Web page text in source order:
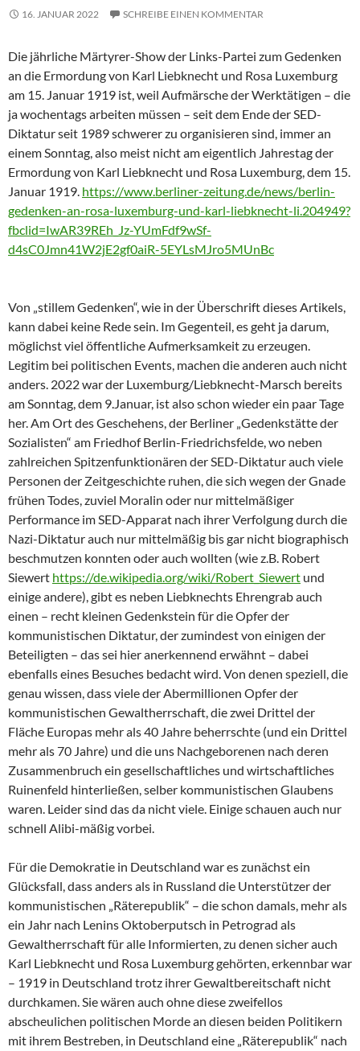
16. JANUAR 2022 SCHREIBE EINEN KOMMENTAR
Die jährliche Märtyrer-Show der Links-Partei zum Gedenken
an die Ermordung von Karl Liebknecht und Rosa Luxemburg
am 15. Januar 1919 ist, weil Aufmärsche der Werktätigen – die
ja wochentags arbeiten müssen – seit dem Ende der SED-
Diktatur seit 1989 schwerer zu organisieren sind, immer an
einem Sonntag, also meist nicht am eigentlich Jahrestag der
Ermordung von Karl Liebknecht und Rosa Luxemburg, dem 15.
Januar 1919. https://www.berliner-zeitung.de/news/berlin-
gedenken-an-rosa-luxemburg-und-karl-liebknecht-li.204949?
fbclid=IwAR39REh_Jz-YUmFdf9wSf-
d4sC0Jmn41W2jE2gf0aiR-5EYLsMJro5MUnBc
Von „stillem Gedenken“, wie in der Überschrift dieses Artikels,
kann dabei keine Rede sein. Im Gegenteil, es geht ja darum,
möglichst viel öffentliche Aufmerksamkeit zu erzeugen.
Legitim bei politischen Events, machen die anderen auch nicht
anders. 2022 war der Luxemburg/Liebknecht-Marsch bereits
am Sonntag, dem 9.Januar, ist also schon wieder ein paar Tage
her. Am Ort des Geschehens, der Berliner „Gedenkstätte der
Sozialisten“ am Friedhof Berlin-Friedrichsfelde, wo neben
zahlreichen Spitzenfunktionären der SED-Diktatur auch viele
Personen der Zeitgeschichte ruhen, die sich wegen der Gnade
frühen Todes, zuviel Moralin oder nur mittelmäßiger
Performance im SED-Apparat nach ihrer Verfolgung durch die
Nazi-Diktatur auch nur mittelmäßig bis gar nicht biographisch
beschmutzen konnten oder auch wollten (wie z.B. Robert
Siewert https://de.wikipedia.org/wiki/Robert_Siewert und
einige andere), gibt es neben Liebknechts Ehrengrab auch
einen – recht kleinen Gedenkstein für die Opfer der
kommunistischen Diktatur, der zumindest von einigen der
Beteiligten – das sei hier anerkennend erwähnt – dabei
ebenfalls eines Besuches bedacht wird. Von denen speziell, die
genau wissen, dass viele der Abermillionen Opfer der
kommunistischen Gewaltherrschaft, die zwei Drittel der
Fläche Europas mehr als 40 Jahre beherrschte (und ein Drittel
mehr als 70 Jahre) und die uns Nachgeborenen nach deren
Zusammenbruch ein gesellschaftliches und wirtschaftliches
Ruinenfeld hinterließen, selber kommunistischen Glaubens
waren. Leider sind das da nicht viele. Einige schauen auch nur
schnell Alibi-mäßig vorbei.
Für die Demokratie in Deutschland war es zunächst ein
Glücksfall, dass anders als in Russland die Unterstützer der
kommunistischen „Räterepublik“ – die schon damals, mehr als
ein Jahr nach Lenins Oktoberputsch in Petrograd als
Gewaltherrschaft für alle Informierten, zu denen sicher auch
Karl Liebknecht und Rosa Luxemburg gehörten, erkennbar war
– 1919 in Deutschland trotz ihrer Gewaltbereitschaft nicht
durchkamen. Sie wären auch ohne diese zweifellos
abscheulichen politischen Morde an diesen beiden Politikern
mit ihrem Bestreben, in Deutschland eine „Räterepublik“ nach